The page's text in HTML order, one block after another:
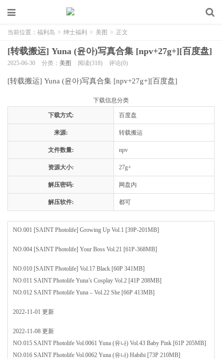
当前位置： 福利岛 > 绅士福利 > 美图 > 正文
[转载搬运] Yuna (윤아)写真合集 [npv+27g+][百度盘]
2025-06-30 分类： 美图 阅读(318) 评论(0)
[转载搬运] Yuna (윤아)写真合集 [npv+27g+][百度盘]
下载信息分类
下载方式: 百度盘
来源: 转载搬运
文件数量: npv
资源大小: 27g+
解压密码: 网盘内
解压软件: 都可
NO.001 [SAINT Photolife] Growing Up Vol.1 [39P-201MB]
NO.004 [SAINT Photolife] Your Boss Vol.21 [61P-368MB]
NO.010 [SAINT Photolife] Vol.17 Black [60P 341MB]
NO.011 SAINT Photolife Yuna’s Cosplay Vol.2 [41P 208MB]
NO.012 SAINT Photolife Yuna – Vol.22 She [66P 413MB]
2022-11-01 更新
2022-11-08 更新
NO.015 SAINT Photolife Vol.0061 Yuna (유나) Vol.43 Baby Pink [61P 205MB]
NO.016 SAINT Photolife Vol.0062 Yuna (유나) Habibi [73P 210MB]